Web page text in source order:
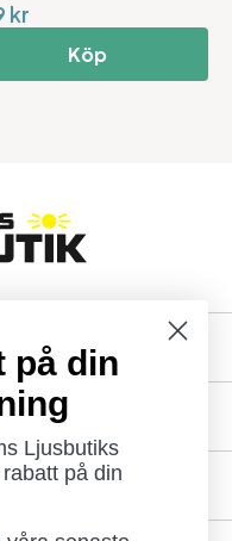
kr
Köp
på din
Ljusbutiks
på din